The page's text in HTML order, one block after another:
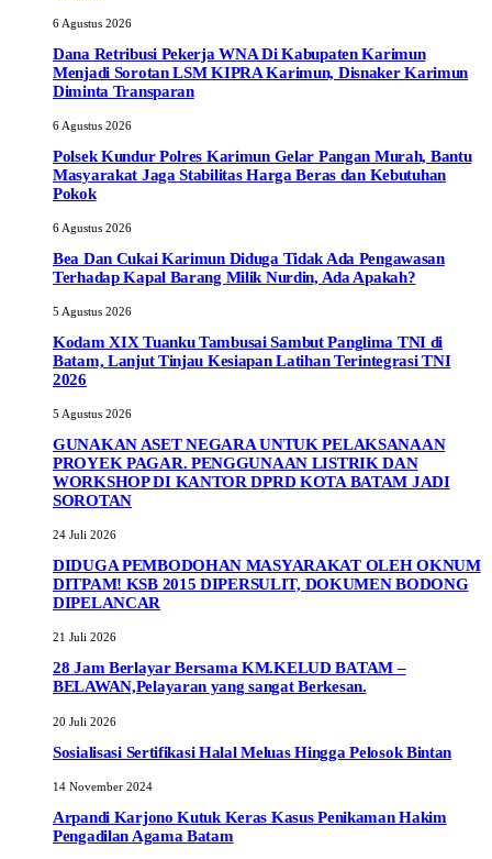
6 Agustus 2026
Dana Retribusi Pekerja WNA Di Kabupaten Karimun
Menjadi Sorotan LSM KIPRA Karimun, Disnaker Karimun
Diminta Transparan
6 Agustus 2026
Polsek Kundur Polres Karimun Gelar Pangan Murah, Bantu
Masyarakat Jaga Stabilitas Harga Beras dan Kebutuhan
Pokok
6 Agustus 2026
Bea Dan Cukai Karimun Diduga Tidak Ada Pengawasan
Terhadap Kapal Barang Milik Nurdin, Ada Apakah?
5 Agustus 2026
Kodam XIX Tuanku Tambusai Sambut Panglima TNI di
Batam, Lanjut Tinjau Kesiapan Latihan Terintegrasi TNI
2026
5 Agustus 2026
GUNAKAN ASET NEGARA UNTUK PELAKSANAAN
PROYEK PAGAR. PENGGUNAAN LISTRIK DAN
WORKSHOP DI KANTOR DPRD KOTA BATAM JADI
SOROTAN
24 Juli 2026
DIDUGA PEMBODOHAN MASYARAKAT OLEH OKNUM
DITPAM! KSB 2015 DIPERSULIT, DOKUMEN BODONG
DIPELANCAR
21 Juli 2026
28 Jam Berlayar Bersama KM.KELUD BATAM –
BELAWAN,Pelayaran yang sangat Berkesan.
20 Juli 2026
Sosialisasi Sertifikasi Halal Meluas Hingga Pelosok Bintan
14 November 2024
Arpandi Karjono Kutuk Keras Kasus Penikaman Hakim
Pengadilan Agama Batam